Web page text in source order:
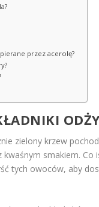
przez acerolę?
zielony krzew
smakiem. Co
tych owoców, aby